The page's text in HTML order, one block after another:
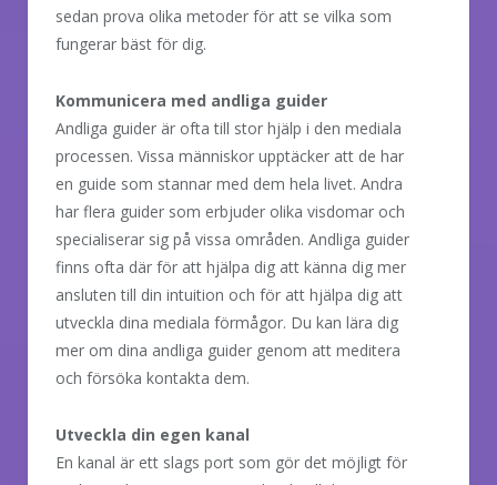
sedan prova olika metoder för att se vilka som
fungerar bäst för dig.
Kommunicera med andliga guider
Andliga guider är ofta till stor hjälp i den mediala
processen. Vissa människor upptäcker att de har
en guide som stannar med dem hela livet. Andra
har flera guider som erbjuder olika visdomar och
specialiserar sig på vissa områden. Andliga guider
finns ofta där för att hjälpa dig att känna dig mer
ansluten till din intuition och för att hjälpa dig att
utveckla dina mediala förmågor. Du kan lära dig
mer om dina andliga guider genom att meditera
och försöka kontakta dem.
Utveckla din egen kanal
En kanal är ett slags port som gör det möjligt för